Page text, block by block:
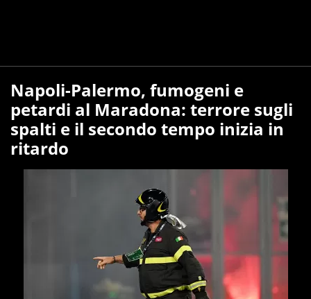
Napoli-Palermo, fumogeni e
petardi al Maradona: terrore sugli
spalti e il secondo tempo inizia in
ritardo